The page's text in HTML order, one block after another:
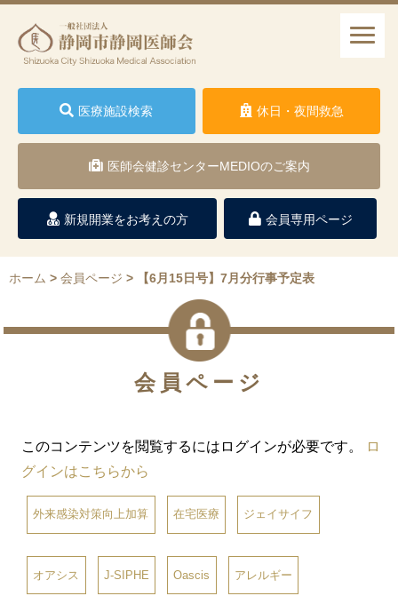
新規開業をお考えの方 会員専用ページ
医療施設検索 休日・夜間救急
医師会健診センターMEDIOのご案内
ホーム > 会員ページ > 【6月15日号】7月分行事予定表
会員ページ
このコンテンツを閲覧するにはログインが必要です。
ロ
グインはこちらから
外来感染対策向上加算 在宅医療 ジェイサイフ
オアシス J-SIPHE Oascis アレルギー